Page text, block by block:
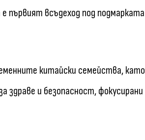
първият всъдеход под подмарката
китайски семейства, като
здраве и безопасност, фокусирани